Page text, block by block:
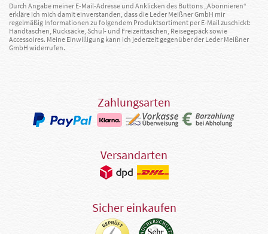
Durch Angabe meiner E-Mail-Adresse und Anklicken des Buttons „Abonnieren“
erkläre ich mich damit einverstanden, dass die Leder Meißner GmbH mir
regelmäßig Informationen zu folgendem Produktsortiment per E-Mail zuschickt:
Handtaschen, Rucksäcke, Schul- und Freizeittaschen, Reisegepäck sowie
Accessoires. Meine Einwilligung kann ich jederzeit gegenüber der Leder Meißner
GmbH widerrufen.
Zahlungsarten
Versandarten
Sicher einkaufen